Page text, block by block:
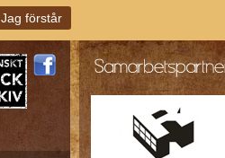
Jag förstår